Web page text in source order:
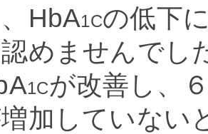
HbA1Cの低下
めませんでし
1Cが改善し、
加していない